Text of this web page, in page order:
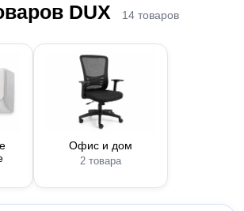
DUX 14 товаров
Офис и дом
2 товара